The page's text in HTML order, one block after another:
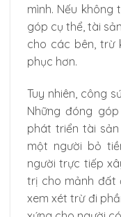
mình. Nếu
góp cụ thể, tài
cho các bên, trừ
phục hơn.
Tuy nhiên, công
Những đóng
phát triển tài
một người bỏ
người trực tiếp
trị cho mảnh đất
xem xét trừ đi